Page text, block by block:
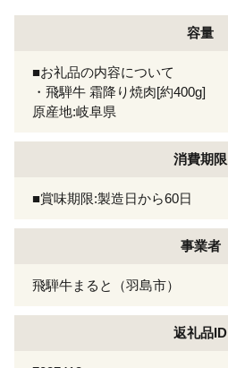
容量
■お礼品の内容について
・飛騨牛 霜降り焼肉[約400g]
原産地:岐阜県
消費期限
■賞味期限:製造日から60日
事業者
飛騨牛まると（羽島市）
返礼品ID